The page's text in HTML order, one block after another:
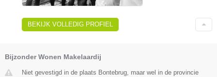
BEKIJK VOLLEDIG PROFIEL
Bijzonder Wonen Makelaardij
Niet gevestigd in de plaats Bontebrug, maar wel in de provincie